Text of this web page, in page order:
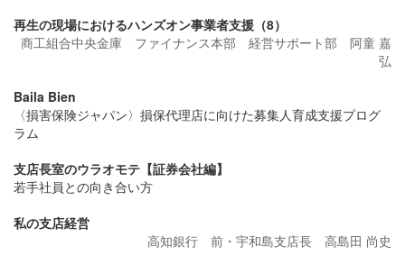
再生の現場におけるハンズオン事業者支援（8）
商工組合中央金庫 ファイナンス本部 経営サポート部 阿童 嘉
弘
Baila Bien
〈損害保険ジャパン〉損保代理店に向けた募集人育成支援プログ
ラム
支店長室のウラオモテ【証券会社編】
若手社員との向き合い方
私の支店経営
高知銀行 前・宇和島支店長 高島田 尚史